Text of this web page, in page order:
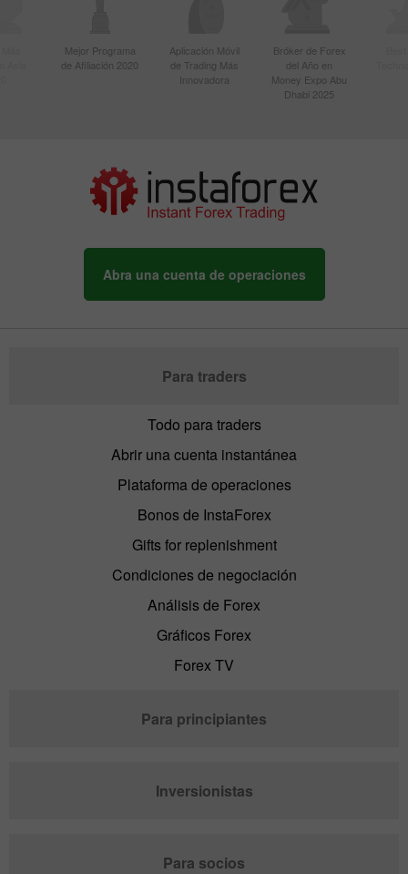
Mejor Programa
de Afiliación 2020
Aplicación Móvil
de Trading Más
Innovadora
Bróker de Forex
del Año en
Money Expo Abu
Dhabi 2025
Abra una cuenta de operaciones
Para traders
Todo para traders
Abrir una cuenta instantánea
Plataforma de operaciones
Bonos de InstaForex
Gifts for replenishment
Condiciones de negociación
Análisis de Forex
Gráficos Forex
Forex TV
Para principiantes
Inversionistas
Para socios